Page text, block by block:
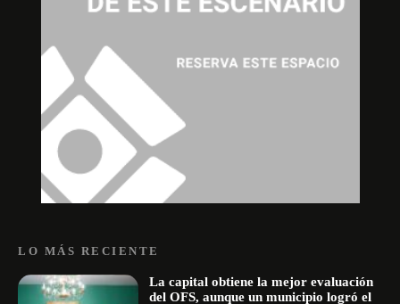
LO MÁS RECIENTE
La capital obtiene la mejor evaluación
del OFS, aunque un municipio logró el